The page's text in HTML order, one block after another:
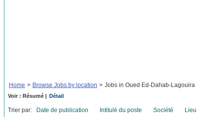
Home > Browse Jobs by location > Jobs in Oued Ed-Dahab-Lagouira
Voir : Résumé | Détail
Trier par: Date de publication Intitulé du poste Société Lieu